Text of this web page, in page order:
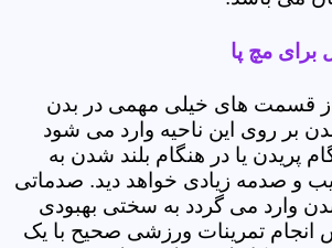
برای مچ پا
قسمت های خیلی مهمی در بدن
بر روی این ناحیه وارد می شود
پریدن یا در هنگام بلند شدن به
و صدمه زیادی خواهد دید. صدماتی
بدن وارد می گردد به سختی بهبودی
انجام تمرینات ورزشی صحیح با یک